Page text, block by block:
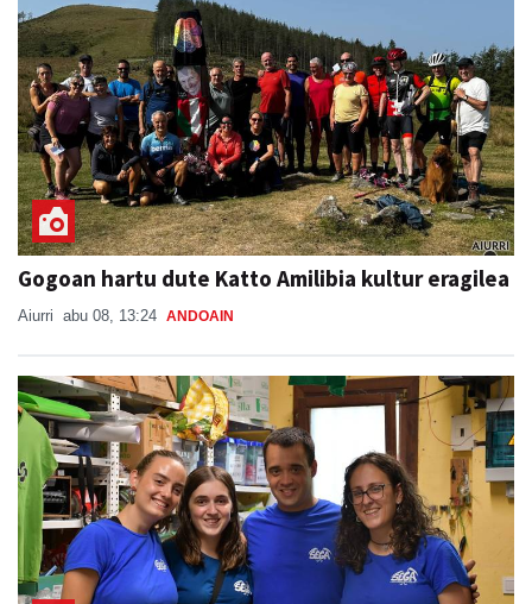
Gogoan hartu dute Katto Amilibia kultur eragilea
Aiurri abu 08, 13:24 ANDOAIN